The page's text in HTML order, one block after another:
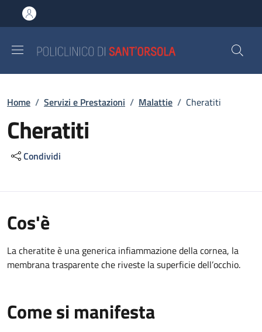
al contenuto principale
to footer content
Briciole di pane
Home / Servizi e Prestazioni / Malattie / Cheratiti
Cheratiti
Condividi
Cos'è
La cheratite è una generica infiammazione della cornea, la
membrana trasparente che riveste la superficie dell’occhio.
Come si manifesta